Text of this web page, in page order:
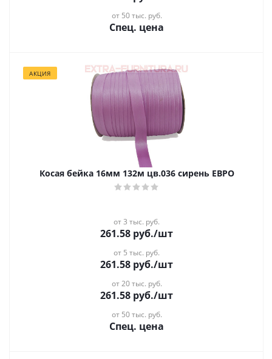
от 50 тыс. руб.
Спец. цена
АКЦИЯ
Косая бейка 16мм 132м цв.036 сирень ЕВРО
от 3 тыс. руб.
261.58 руб./шт
от 5 тыс. руб.
261.58 руб./шт
от 20 тыс. руб.
261.58 руб./шт
от 50 тыс. руб.
Спец. цена